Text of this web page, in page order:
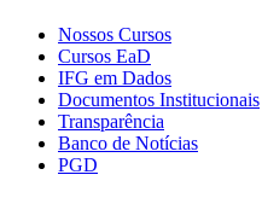
Nossos Cursos
Cursos EaD
IFG em Dados
Documentos Institucionais
Transparência
Banco de Notícias
PGD